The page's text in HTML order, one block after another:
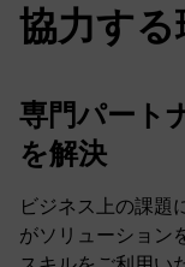
協力する
専門パート
を解決
ビジネス上の課題
がソリューション